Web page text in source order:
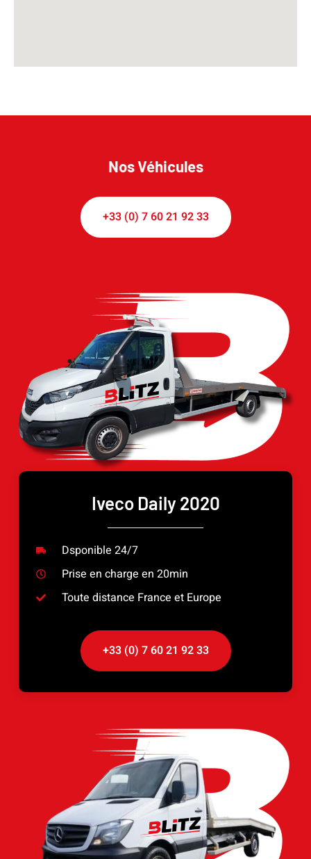
Nos Véhicules
+33 (0) 7 60 21 92 33
Iveco Daily 2020
Dsponible 24/7
Prise en charge en 20min
Toute distance France et Europe
+33 (0) 7 60 21 92 33